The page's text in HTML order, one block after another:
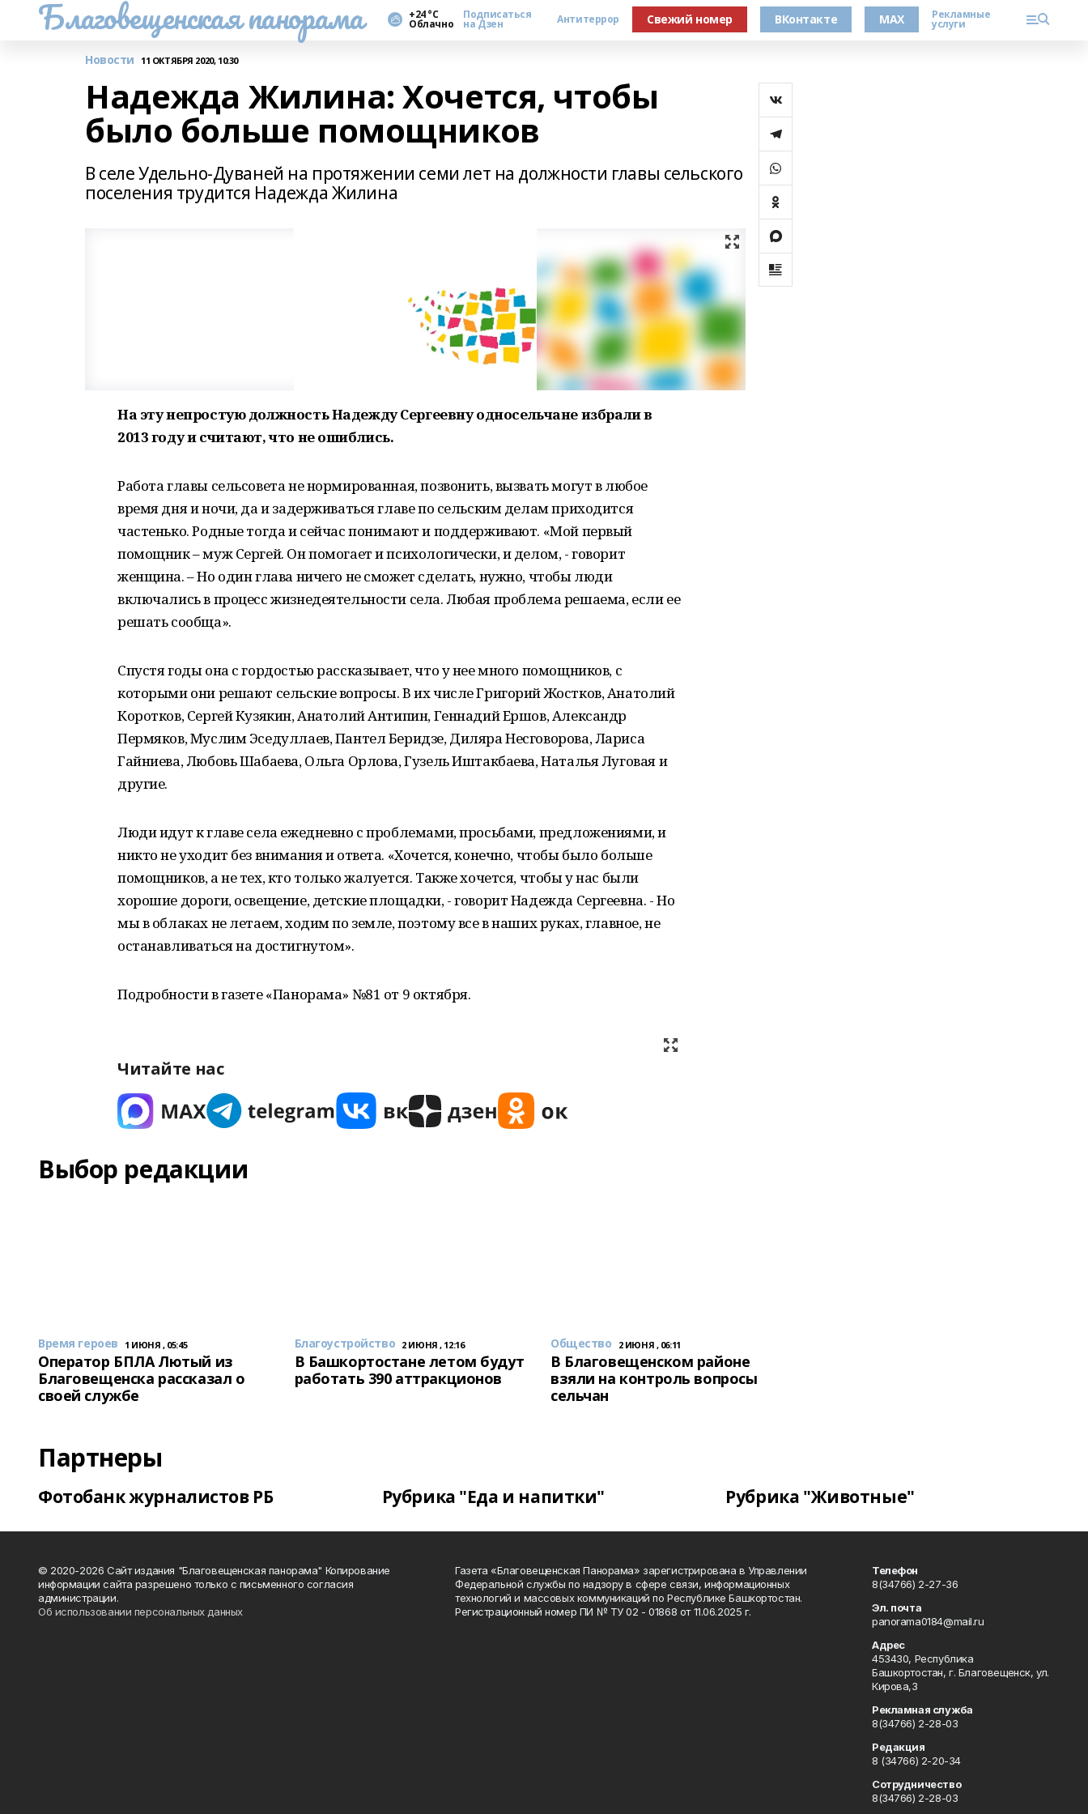
Благовещенская панорама +24 °С
Облачно
Подписаться
на Дзен Антитеррор Свежий номер ВКонтакте MAX Рекламные
услуги
Новости 11 ОКТЯБРЯ 2020, 10:30
Надежда Жилина: Хочется, чтобы
было больше помощников
В селе Удельно-Дуваней на протяжении семи лет на должности главы сельского
поселения трудится Надежда Жилина
На эту непростую должность Надежду Сергеевну односельчане избрали в
2013 году и считают, что не ошиблись.
Работа главы сельсовета не нормированная, позвонить, вызвать могут в любое
время дня и ночи, да и задерживаться главе по сельским делам приходится
частенько. Родные тогда и сейчас понимают и поддерживают. «Мой первый
помощник – муж Сергей. Он помогает и психологически, и делом, - говорит
женщина. – Но один глава ничего не сможет сделать, нужно, чтобы люди
включались в процесс жизнедеятельности села. Любая проблема решаема, если ее
решать сообща».
Спустя годы она с гордостью рассказывает, что у нее много помощников, с
которыми они решают сельские вопросы. В их числе Григорий Жостков, Анатолий
Коротков, Сергей Кузякин, Анатолий Антипин, Геннадий Ершов, Александр
Пермяков, Муслим Эседуллаев, Пантел Беридзе, Диляра Несговорова, Лариса
Гайниева, Любовь Шабаева, Ольга Орлова, Гузель Иштакбаева, Наталья Луговая и
другие.
Люди идут к главе села ежедневно с проблемами, просьбами, предложениями, и
никто не уходит без внимания и ответа. «Хочется, конечно, чтобы было больше
помощников, а не тех, кто только жалуется. Также хочется, чтобы у нас были
хорошие дороги, освещение, детские площадки, - говорит Надежда Сергеевна. - Но
мы в облаках не летаем, ходим по земле, поэтому все в наших руках, главное, не
останавливаться на достигнутом».
Подробности в газете «Панорама» №81 от 9 октября.
Читайте нас
Выбор редакции
Время героев 1 ИЮНЯ , 05:45
Оператор БПЛА Лютый из
Благовещенска рассказал о
своей службе
Благоустройство 2 ИЮНЯ , 12:16
В Башкортостане летом будут
работать 390 аттракционов
Общество 2 ИЮНЯ , 06:11
В Благовещенском районе
взяли на контроль вопросы
сельчан
Партнеры
Фотобанк журналистов РБ Рубрика "Еда и напитки" Рубрика "Животные"
© 2020-2026 Сайт издания "Благовещенская панорама" Копирование
информации сайта разрешено только с письменного согласия
администрации.
Об использовании персональных данных
Газета «Благовещенская Панорама» зарегистрирована в Управлении
Федеральной службы по надзору в сфере связи, информационных
технологий и массовых коммуникаций по Республике Башкортостан.
Регистрационный номер ПИ № ТУ 02 - 01868 от 11.06.2025 г.
Телефон
8(34766) 2-27-36
Эл. почта
panorama0184@mail.ru
Адрес
453430, Республика
Башкортостан, г. Благовещенск, ул.
Кирова,3
Рекламная служба
8(34766) 2-28-03
Редакция
8 (34766) 2-20-34
Сотрудничество
8(34766) 2-28-03